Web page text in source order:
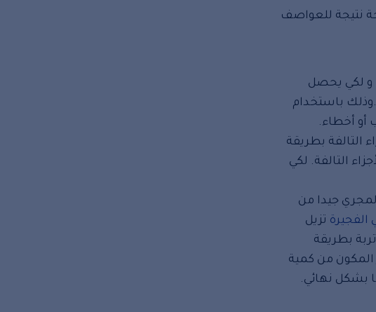
نتيجة للعواصف
و لكي يحصل
باستخدام
أو أخطاء.
التالفة بطريقة
التالفة. لكي
جيدا من
تزيل
بطريقة
المكون من كمية
بشكل نهائي.